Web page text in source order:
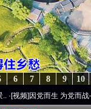
10
9
8
7
6
而生 为党而战——百年“